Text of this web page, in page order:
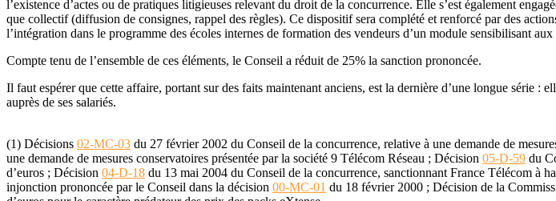
l’existence d’actes ou de pratiques litigieuses relevant du droit de la concurrence. Elle s’est également
que collectif (diffusion de consignes, rappel des règles). Ce dispositif sera complété et renforcé par des
l’intégration dans le programme des écoles internes de formation des vendeurs d’un module sensibilisant
Compte tenu de l’ensemble de ces éléments, le Conseil a réduit de 25% la sanction prononcée.
Il faut espérer que cette affaire, portant sur des faits maintenant anciens, est la dernière d’une longue série
auprès de ses salariés.
(1) Décisions 02-MC-03 du 27 février 2002 du Conseil de la concurrence, relative à une demande de
une demande de mesures conservatoires présentée par la société 9 Télécom Réseau ; Décision 05-D-59 du
d’euros ; Décision 04-D-18 du 13 mai 2004 du Conseil de la concurrence, sanctionnant France Télécom à
injonction prononcée par le Conseil dans la décision 00-MC-01 du 18 février 2000 ; Décision de la